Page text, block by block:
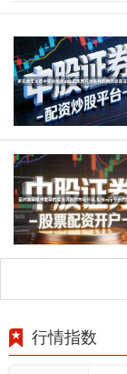
行情指数